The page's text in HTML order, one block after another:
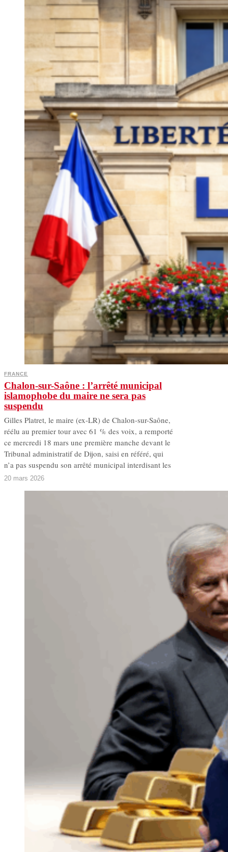
FRANCE
Chalon-sur-Saône : l’arrêté municipal
islamophobe du maire ne sera pas
suspendu
Gilles Platret, le maire (ex-LR) de Chalon-sur-Saône,
réélu au premier tour avec 61 % des voix, a remporté
ce mercredi 18 mars une première manche devant le
Tribunal administratif de Dijon, saisi en référé, qui
n’a pas suspendu son arrêté municipal interdisant les
20 mars 2026